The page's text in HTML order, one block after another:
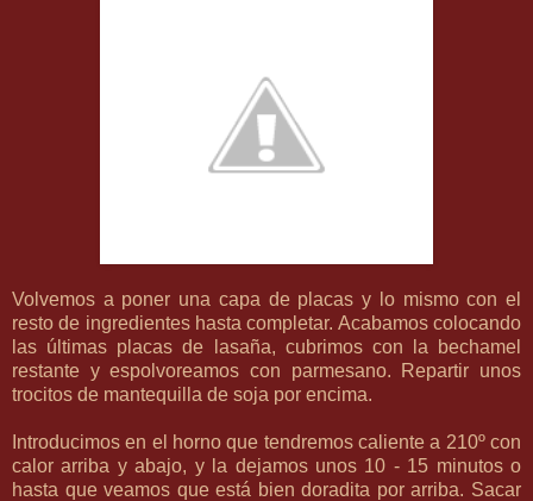
Volvemos a poner una capa de placas y lo mismo con el
resto de ingredientes hasta completar. Acabamos colocando
las últimas placas de lasaña, cubrimos con la bechamel
restante y espolvoreamos con parmesano. Repartir unos
trocitos de mantequilla de soja por encima.
Introducimos en el horno que tendremos caliente a 210º con
calor arriba y abajo, y la dejamos unos 10 - 15 minutos o
hasta que veamos que está bien doradita por arriba. Sacar